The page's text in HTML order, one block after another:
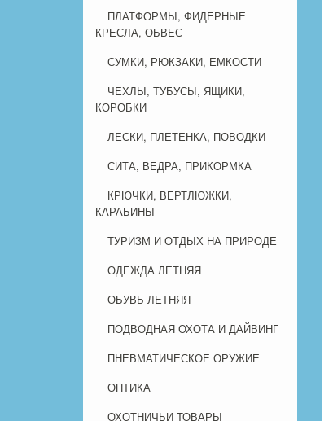
ПЛАТФОРМЫ, ФИДЕРНЫЕ
КРЕСЛА, ОБВЕС
СУМКИ, РЮКЗАКИ, ЕМКОСТИ
ЧЕХЛЫ, ТУБУСЫ, ЯЩИКИ,
КОРОБКИ
ЛЕСКИ, ПЛЕТЕНКА, ПОВОДКИ
СИТА, ВЕДРА, ПРИКОРМКА
КРЮЧКИ, ВЕРТЛЮЖКИ,
КАРАБИНЫ
ТУРИЗМ И ОТДЫХ НА ПРИРОДЕ
ОДЕЖДА ЛЕТНЯЯ
ОБУВЬ ЛЕТНЯЯ
ПОДВОДНАЯ ОХОТА И ДАЙВИНГ
ПНЕВМАТИЧЕСКОЕ ОРУЖИЕ
ОПТИКА
ОХОТНИЧЬИ ТОВАРЫ